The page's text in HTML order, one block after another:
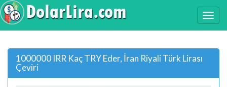
1000000 IRR Kaç TRY Eder, İran Riyali Türk Lirası
Çeviri